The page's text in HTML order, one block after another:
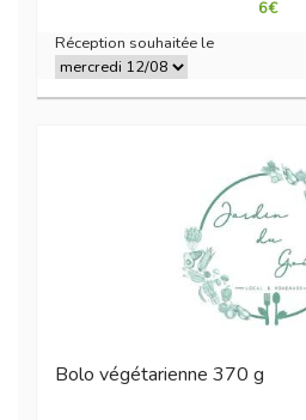
6€
Réception souhaitée le
Bolo végétarienne 370 g